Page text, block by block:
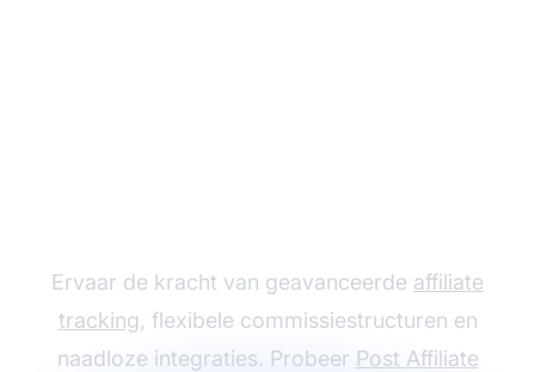
Ervaar de kracht van geavanceerde affiliate
tracking, flexibele commissiestructuren en
naadloze integraties. Probeer Post Affiliate